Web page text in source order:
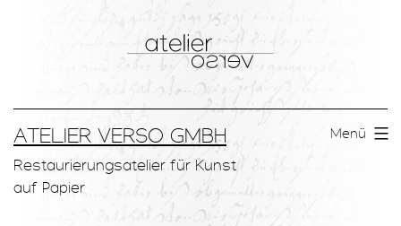
ATELIER VERSO GMBH
Restaurierungsatelier für Kunst
auf Papier
Menü